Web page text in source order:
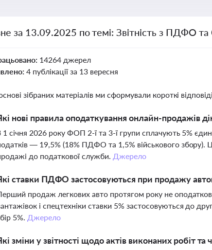
за 13.09.2025 по темі: Звітність з ПДФО
14264 джерел
4 публікації за 13 вересня
зібраних матеріалів ми сформували короткі
нові правила оподаткування онлайн-продажів
1 січня 2026 року ФОП 2-ї та 3-ї групи сплачують 5%
— 19,5% (18% ПДФО та 1,5% військового збору).
до податкової служби. Джерело
ставки ПДФО застосовуються при продажу
продаж легкових авто протягом року не
і спецтехніки ставки 5% застосовуються до
5%. Джерело
зміни у звітності щодо актів виконаних робіт та